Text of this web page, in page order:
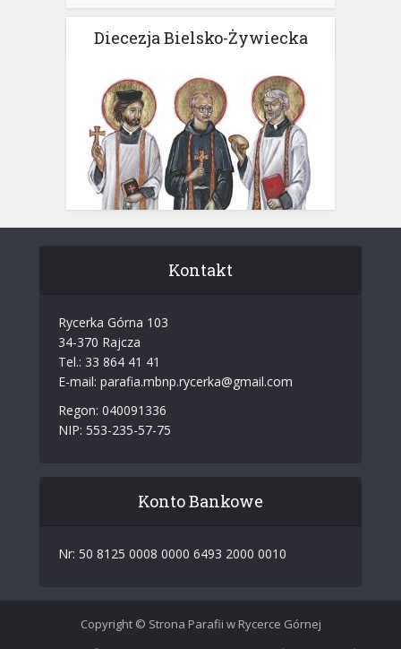
Diecezja Bielsko-Żywiecka
Kontakt
Rycerka Górna 103
34-370 Rajcza
Tel.: 33 864 41 41
E-mail: parafia.mbnp.rycerka@gmail.com
Regon: 040091336
NIP: 553-235-57-75
Konto Bankowe
Nr: 50 8125 0008 0000 6493 2000 0010
Copyright © Strona Parafii w Rycerce Górnej